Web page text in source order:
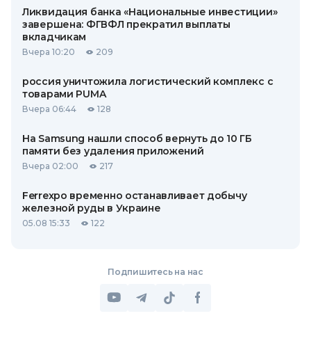
Ликвидация банка «Национальные инвестиции»
завершена: ФГВФЛ прекратил выплаты
вкладчикам
Вчера 10:20 209
россия уничтожила логистический комплекс с
товарами PUMA
Вчера 06:44 128
На Samsung нашли способ вернуть до 10 ГБ
памяти без удаления приложений
Вчера 02:00 217
Ferrexpo временно останавливает добычу
железной руды в Украине
05.08 15:33 122
Подпишитесь на нас